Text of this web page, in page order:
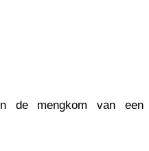
de mengkom van een